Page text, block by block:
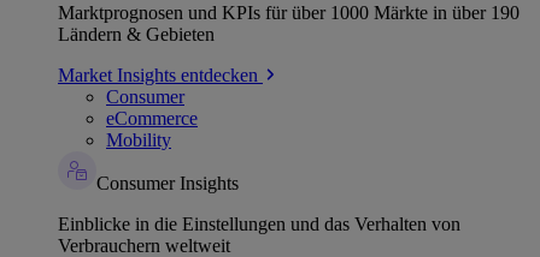
Marktprognosen und KPIs für über 1000 Märkte in über 190
Ländern & Gebieten
Market Insights entdecken
Consumer
eCommerce
Mobility
Consumer Insights
Einblicke in die Einstellungen und das Verhalten von
Verbrauchern weltweit